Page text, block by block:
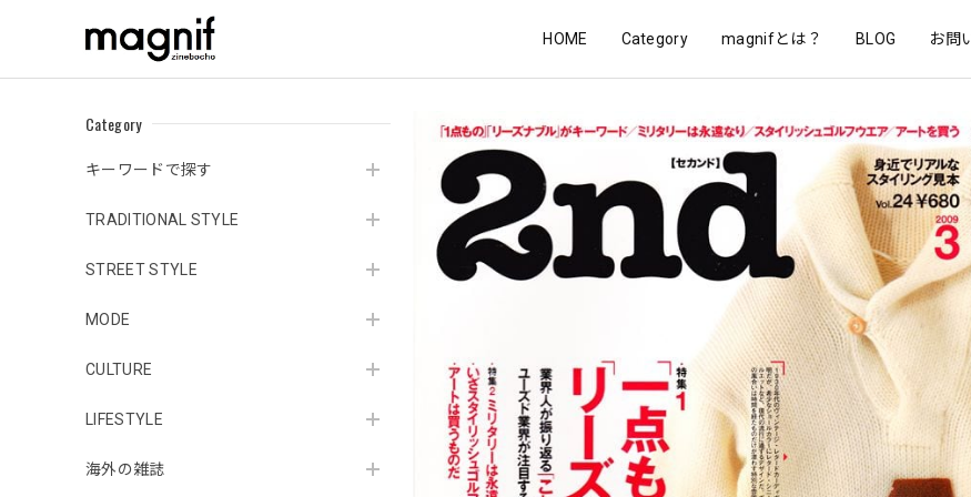
HOME Category magnifとは？ BLOG お問
Category
キーワードで探す
TRADITIONAL STYLE
STREET STYLE
MODE
CULTURE
LIFESTYLE
海外の雑誌